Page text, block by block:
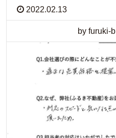
2022.02.13
by furuki-b